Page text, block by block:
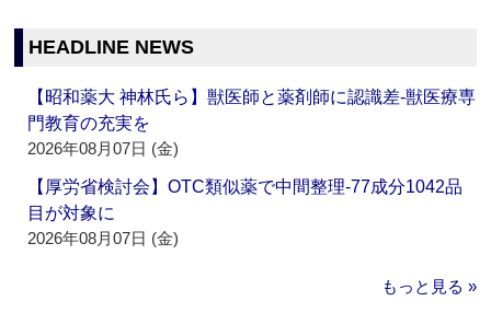
HEADLINE NEWS
【昭和薬大 神林氏ら】獣医師と薬剤師に認識差‐獣医療専
門教育の充実を
2026年08月07日 (金)
【厚労省検討会】OTC類似薬で中間整理‐77成分1042品
目が対象に
2026年08月07日 (金)
もっと見る »